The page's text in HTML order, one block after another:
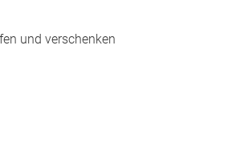
und verschenken